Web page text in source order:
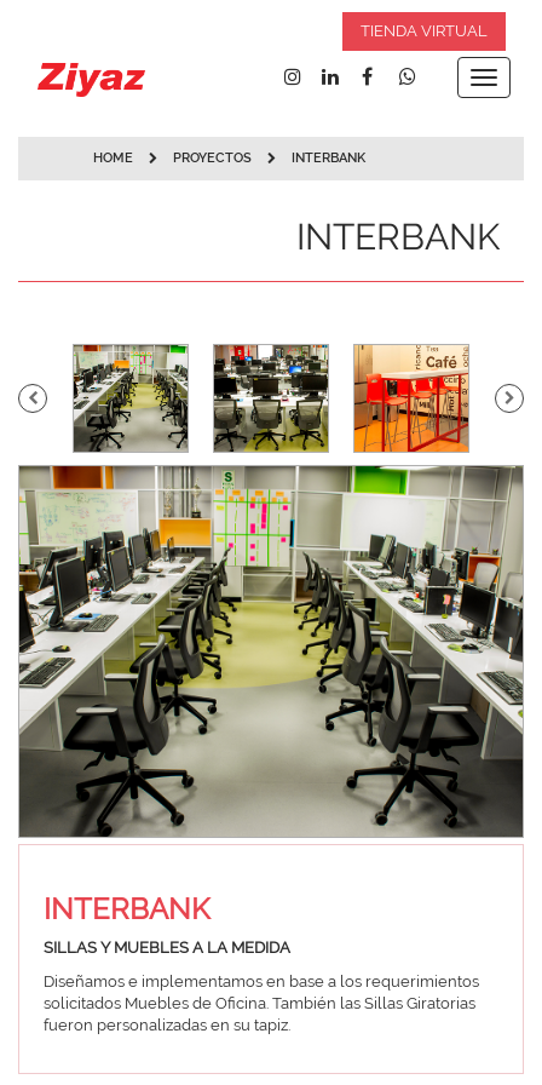
TIENDA VIRTUAL
Toggle
HOME PROYECTOS INTERBANK
INTERBANK
INTERBANK
SILLAS Y MUEBLES A LA MEDIDA
Diseñamos e implementamos en base a los requerimientos
solicitados Muebles de Oficina. También las Sillas Giratorias
fueron personalizadas en su tapiz.